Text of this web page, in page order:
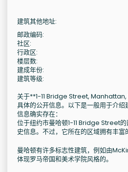
建筑其他地址:
邮政编码:
社区:
行政区:
楼层数:
建成年份:
建筑等级:
关于**1-11 Bridge Street, Manhattan,
具体的公开信息。以下是一般用于介
信息确实存在：
位于纽约市曼哈顿1-11 Bridge Street
史信息。不过，它所在的区域拥有丰富
曼哈顿有许多标志性建筑，例如由
体现罗马帝国和美术学院风格的。